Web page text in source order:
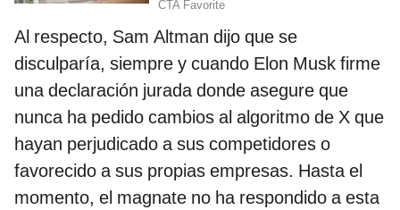
Al respecto, Sam Altman dijo que se
disculparía, siempre y cuando Elon Musk firme
una declaración jurada donde asegure que
nunca ha pedido cambios al algoritmo de X que
hayan perjudicado a sus competidores o
favorecido a sus propias empresas. Hasta el
momento, el magnate no ha respondido a esta